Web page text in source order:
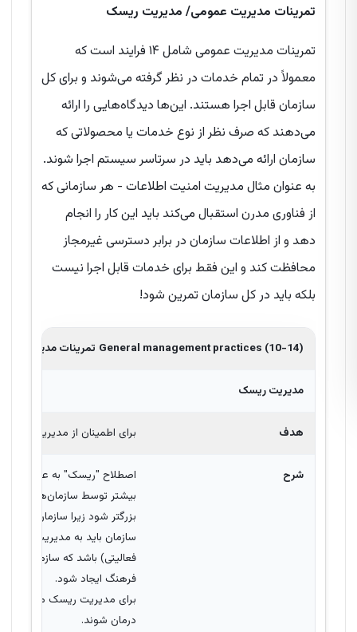
تمرینات مدیریت عمومی/ مدیریت ریسک
تمرینات مدیریت عمومی شامل ۱۴ فرایند است که
معمولاً در تمام خدمات در نظر گرفته می‌شوند و برای کل
سازمان قابل اجرا هستند. این‌ها دیدگاه‌هایی را ارائه
می‌دهند که صرف نظر از نوع خدمات یا محصولاتی که
سازمان ارائه می‌دهد باید در سرتاسر سیستم اجرا شوند.
به عنوان مثال مدیریت امنیت اطلاعات - هر سازمانی که
از فناوری مدرن استقبال می‌کند باید این کار را انجام
دهد و از اطلاعات سازمان در برابر دسترسی غیرمجاز
محافظت کند و این فقط برای خدمات قابل اجرا نیست
بلکه باید در کل سازمان تمرین شود!
General management practices (10-14) تمرینات مدیریتی
مدیریتریسک
هدف برای اطمینان از مدیریت
شرح
اصطلاح "ریسک" به عدم
بیشتر توسط سازمان‌ها با
بزرگتر شود زیرا سازمان‌ها
سازمان باید به مدیریت ریسک
فعالیتی) باشد که سازمان در
فرهنگ ایجاد شود.
برای مدیریت ریسک مؤثر،
درمان شوند.